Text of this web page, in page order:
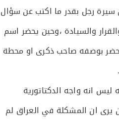
سيرة رجل بقدر ما اكتب عن سؤال
والسيادة ،وحين يحضر اسم
بوصفه صاحب ذكرى او محطة
ليس انه واجه الدكتاتورية
يرى ان المشكلة في العراق لم